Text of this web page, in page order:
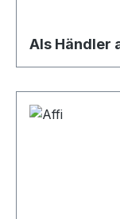
Als Händler